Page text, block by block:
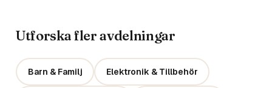
Utforska fler avdelningar
Barn & Familj Elektronik & Tillbehör